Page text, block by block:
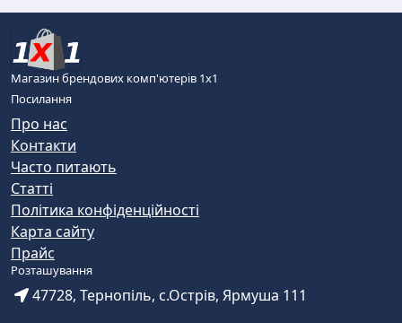
Магазин брендових комп'ютерів 1х1
Посилання
Про нас
Контакти
Часто питають
Статті
Політика конфіденційності
Карта сайту
Прайс
Розташування
47728, Тернопіль, с.Острів, Ярмуша 111